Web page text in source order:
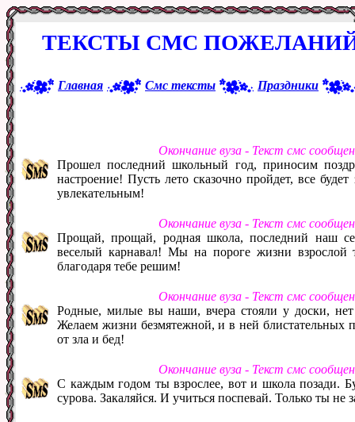
ТЕКСТЫ СМС
Главная Смс тексты Праздники
Окончание вуза - Текст смс
Прошел последний школьный год, приносим
настроение! Пусть лето сказочно пройдет, все
увлекательным!
Окончание вуза - Текст смс
Прощай, прощай, родная школа, последний наш
веселый карнавал! Мы на пороге жизни взрослой
благодаря тебе решим!
Окончание вуза - Текст смс
Родные, милые вы наши, вчера стояли у доски,
Желаем жизни безмятежной, и в ней блистательных
от зла и бед!
Окончание вуза - Текст смс
С каждым годом ты взрослее, вот и школа позади.
сурова. Закаляйся. И учиться поспевай. Только ты не